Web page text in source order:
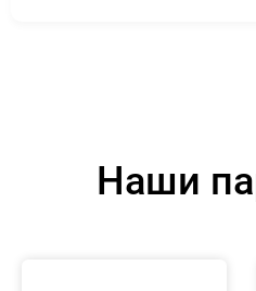
Наши